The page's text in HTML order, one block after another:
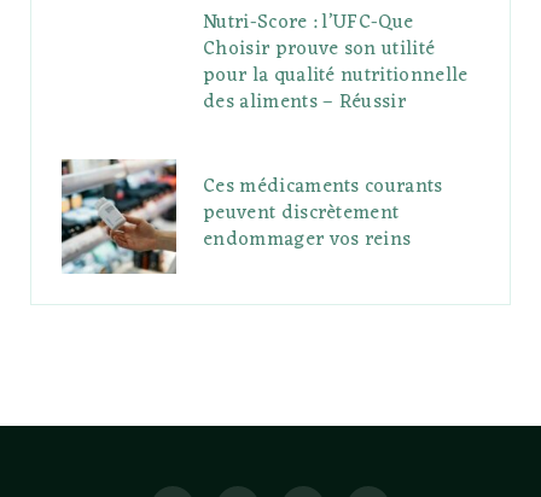
Nutri-Score : l’UFC-Que
Choisir prouve son utilité
pour la qualité nutritionnelle
des aliments – Réussir
Ces médicaments courants
peuvent discrètement
endommager vos reins